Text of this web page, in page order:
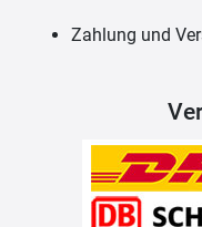
Zahlung und